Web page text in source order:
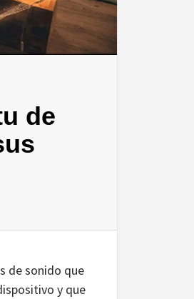
de
de sonido que
y que